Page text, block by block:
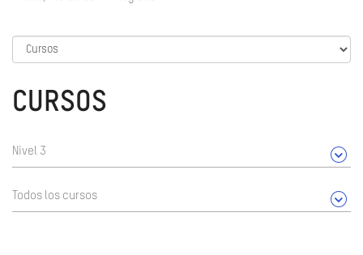
CURSOS
Nivel 3
Todos los cursos